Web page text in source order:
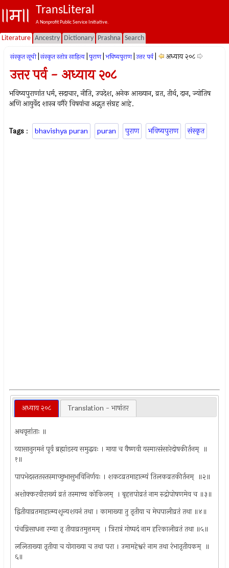
TransLiteral
A Nonprofit Public Service Initiative.
Literature Ancestry Dictionary Prashna Search
संस्कृत सूची संस्कृत स्तोत्र साहित्य पुराण भविष्यपुराण उत्तर पर्व अध्याय २०८
उत्तर पर्व - अध्याय २०८
भविष्यपुराणांत धर्म, सदाचार, नीति, उपदेश, अनेक आख्यान, व्रत, तीर्थ, दान, ज्योतिष
अणि आयुर्वेद शास्त्र वगैरे विषयांचा अद्भुत संग्रह आहे.
Tags : bhavishya puran puran पुराण भविष्यपुराण संस्कृत
अध्याय २०८ Translation - भाषांतर
अथवृत्तांताः ॥
व्यासानुगमनं पूर्व ब्रह्मांडस्य समुद्धवः । माया च वैष्णवी यस्मात्संसारेदोषकीर्तनम् ‍ ॥
१॥
पापभेदस्ततस्तस्माच्छुभासुभविनिर्णयः । शकटव्रतमाहात्म्यं तिलकव्रतकीर्तनम् ‍ ॥२॥
अशोक्करवीराख्यं व्रतं तस्माच्च कोकिलम् ‍ । बृहत्तपोव्रतं नाम रुद्रोपोषणमेव च ॥३॥
द्वितीयाव्रतमाहात्म्यशून्यशयनं तथा । कामाख्या तु तृतीया च मेघपालीव्रतं तथा ॥४॥
पंचग्निसाधना रम्या तृ तीयाव्रतमुत्तमम् ‍ । त्रिरात्रं गोष्पदं नाम हरिकालीव्रतं तथा ॥५॥
ललिताख्या तृतीया च योगाख्या च तथा परा । उमामहेश्वरं नाम तथा रंभातृतीयकम् ‍ ॥
६॥